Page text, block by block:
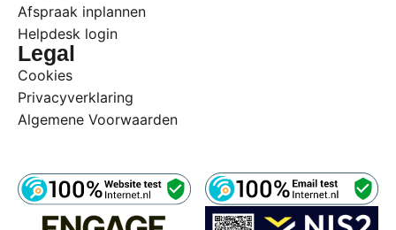
Afspraak inplannen
Helpdesk login
Legal
Cookies
Privacyverklaring
Algemene Voorwaarden